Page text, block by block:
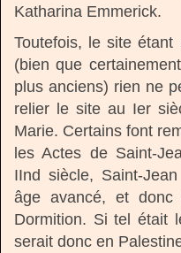
Katharina Emmerick.
Toutefois, le site
(bien que
plus anciens) rien ne
relier le site au Ier
Marie. Certains font
les Actes de Saint-
IInd siècle, Saint-
âge avancé, et donc
Dormition. Si tel était
serait donc en